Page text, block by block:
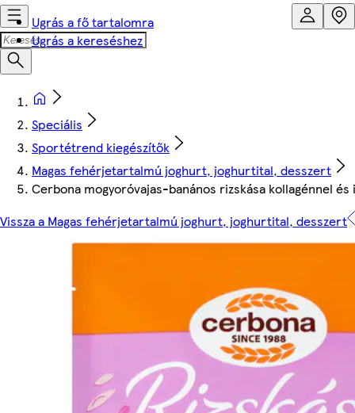
Ugrás a fő tartalomra
Ugrás a kereséshez
Speciális
Sportétrend kiegészítők
Magas fehérjetartalmú joghurt, joghurtital, desszert
Cerbona mogyoróvajas-banános rizskása kollagénnel
Vissza a Magas fehérjetartalmú joghurt, joghurtital, desszert